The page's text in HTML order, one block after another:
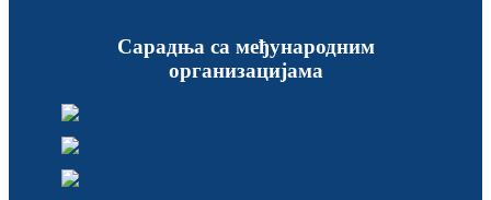
Сарадња са међународним
организацијама